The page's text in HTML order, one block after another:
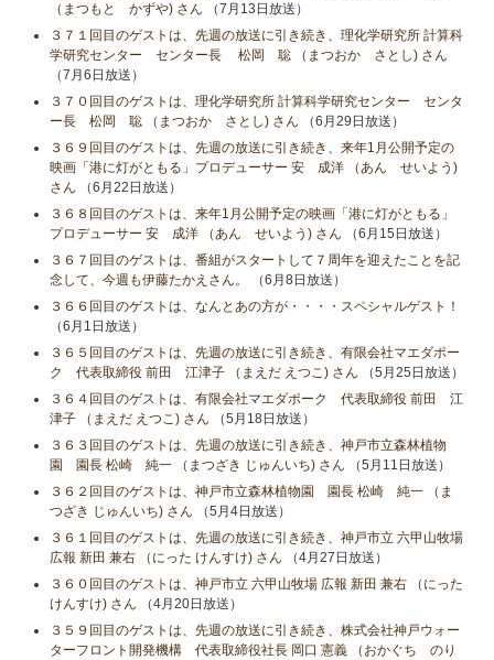
（まつもと かずや) さん （7月13日放送）
３７１回目のゲストは、先週の放送に引き続き、理化学研究所 計算科
学研究センター センター長 松岡 聡 （まつおか さとし) さん
（7月6日放送）
３７０回目のゲストは、理化学研究所 計算科学研究センター センタ
ー長 松岡 聡 （まつおか さとし) さん （6月29日放送）
３６９回目のゲストは、先週の放送に引き続き、来年1月公開予定の
映画「港に灯がともる」プロデューサー 安 成洋 （あん せいよう)
さん （6月22日放送）
３６８回目のゲストは、来年1月公開予定の映画「港に灯がともる」
プロデューサー 安 成洋 （あん せいよう) さん （6月15日放送）
３６７回目のゲストは、番組がスタートして７周年を迎えたことを記
念して、今週も伊藤たかえさん。
（6月8日放送）
３６６回目のゲストは、なんとあの方が・・・・スペシャルゲスト！
（6月1日放送）
３６５回目のゲストは、先週の放送に引き続き、有限会社マエダポー
ク 代表取締役 前田 江津子 （まえだ えつこ) さん （5月25日放送）
３６４回目のゲストは、有限会社マエダポーク 代表取締役 前田 江
津子 （まえだ えつこ) さん （5月18日放送）
３６３回目のゲストは、先週の放送に引き続き、神戸市立森林植物
園 園長 松崎 純一 （まつざき じゅんいち) さん （5月11日放送）
３６２回目のゲストは、神戸市立森林植物園 園長 松崎 純一 （ま
つざき じゅんいち) さん （5月4日放送）
３６１回目のゲストは、先週の放送に引き続き、神戸市立 六甲山牧場
広報 新田 兼右 （にった けんすけ) さん （4月27日放送）
３６０回目のゲストは、神戸市立 六甲山牧場 広報 新田 兼右 （にった
けんすけ) さん （4月20日放送）
３５９回目のゲストは、先週の放送に引き続き、株式会社神戸ウォー
ターフロント開発機構 代表取締役社長 岡口 憲義 （おかぐち のり